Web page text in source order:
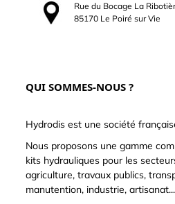
Rue du Bocage La
85170 Le Poiré sur Vie
QUI SOMMES-NOUS ?
Hydrodis est une société
Nous proposons une gamme
kits hydrauliques pour les
agriculture, travaux publics,
manutention, industrie, artisanat...